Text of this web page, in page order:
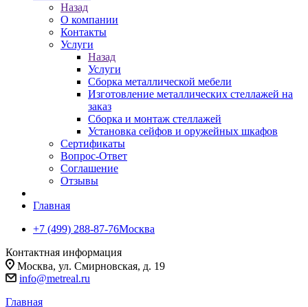
Назад
О компании
Контакты
Услуги
Назад
Услуги
Сборка металлической мебели
Изготовление металлических стеллажей на
заказ
Сборка и монтаж стеллажей
Установка сейфов и оружейных шкафов
Сертификаты
Вопрос-Ответ
Соглашение
Отзывы
Главная
+7 (499) 288-87-76Москва
Контактная информация
Москва, ул. Смирновская, д. 19
info@metreal.ru
Главная